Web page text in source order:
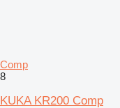
Comp
8
KUKA KR200 Comp